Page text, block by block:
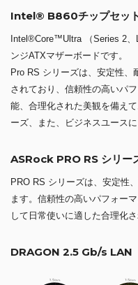
Intel® B860チップセッ
Intel®Core™Ultra （Series 2
ンジATXマザーボードです。
Pro RS シリーズは、安定性
されており、信頼性の高いパ
能、合理化された美観を備え
ーズ、また、ビジネスユースに
ASRock PRO RS シリー
PRO RS シリーズは、安定性
ます。信頼性の高いパフォー
して日常使いに適した合理化
DRAGON 2.5 Gb/s LAN